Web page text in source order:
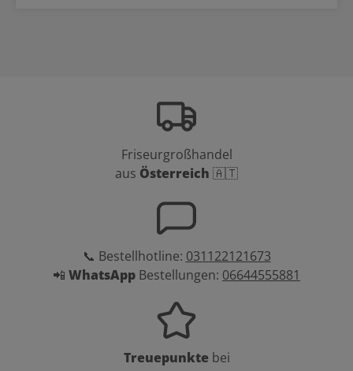
Friseurgroßhandel
aus Österreich 🇦🇹
📞 Bestellhotline: 031122121673
📲 WhatsApp Bestellungen: 06644555881
Treuepunkte bei